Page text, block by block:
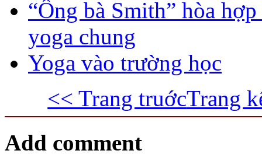
“Ông bà Smith” hòa
yoga chung
Yoga vào trường học
<< Trang truớcTrang
Add comment